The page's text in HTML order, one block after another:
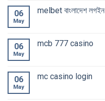
06
May
melbet বাংলাদেশ লগইন
06
May
mcb 777 casino
06
May
mc casino login